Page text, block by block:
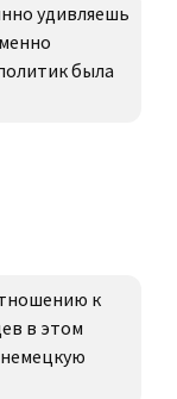
удивляешь
была
к
в этом